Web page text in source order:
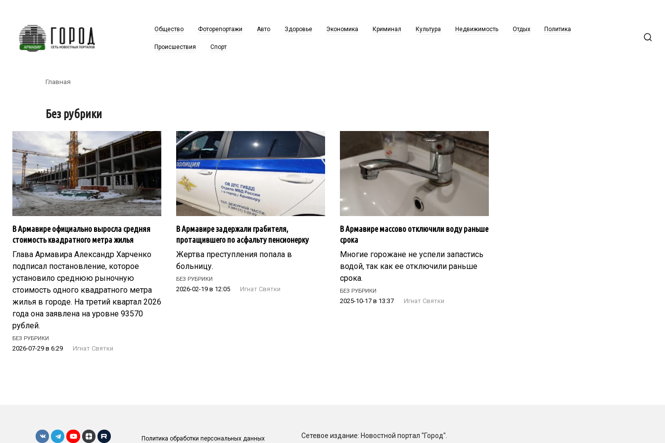
контенту
Общество Фоторепортажи Авто Здоровье Экономика Криминал Культура Недвижимость Отдых Политика
Происшествия Спорт
Главная
Без рубрики
В Армавире официально выросла средняя
стоимость квадратного метра жилья
Глава Армавира Александр Харченко
подписал постановление, которое
установило среднюю рыночную
стоимость одного квадратного метра
жилья в городе. На третий квартал 2026
года она заявлена на уровне 93570
рублей.
БЕЗ РУБРИКИ
2026-07-29 в 6:29 Игнат Святки
В Армавире задержали грабителя,
протащившего по асфальту пенсионерку
Жертва преступления попала в
больницу.
БЕЗ РУБРИКИ
2026-02-19 в 12:05 Игнат Святки
В Армавире массово отключили воду раньше
срока
Многие горожане не успели запастись
водой, так как ее отключили раньше
срока.
БЕЗ РУБРИКИ
2025-10-17 в 13:37 Игнат Святки
Политика обработки персональных данных Сетевое издание: Новостной портал "Город".